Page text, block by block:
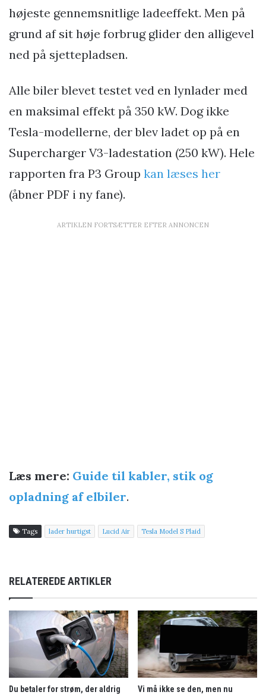
højeste gennemsnitlige ladeeffekt. Men på
grund af sit høje forbrug glider den alligevel
ned på sjettepladsen.
Alle biler blevet testet ved en lynlader med
en maksimal effekt på 350 kW. Dog ikke
Tesla-modellerne, der blev ladet op på en
Supercharger V3-ladestation (250 kW). Hele
rapporten fra P3 Group kan læses her
(åbner PDF i ny fane).
ARTIKLEN FORTSÆTTER EFTER ANNONCEN
Læs mere: Guide til kabler, stik og
opladning af elbiler.
Tags lader hurtigst Lucid Air Tesla Model S Plaid
RELATEREDE ARTIKLER
Du betaler for strøm, der aldrig
Vi må ikke se den, men nu